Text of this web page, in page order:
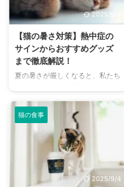
「どの施設が愛犬に合っているか
わからない」という方も多いので
は、大阪府内にある人気のドッグ
ランを厳選し、料金、広さ、利用
条件、設備など、気になる情報を
網羅的に解説します。 さらに、
や、初心者でも安心して利用する
ための ...
2025/9/9
【猫の暑さ対策】熱中症の
サインからおすすめグッズ
まで徹底解説！
夏の暑さが厳しくなると、私たち
になりますよね。特に猫は汗腺が
少なく、人間のように汗をかいて
体温を調節することが苦手なた
め、熱中症になりやすい動物で
す。 この記事では、猫の熱中症
の初期サインから、エアコンを使
わずにできる効果的な暑さ対策、
快適に過ごせるひんやりグッズの
猫の食事
2025/9/4